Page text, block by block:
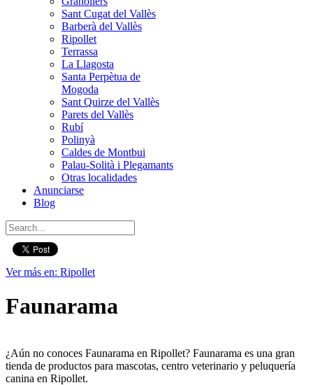
Sant Cugat del Vallès
Barberà del Vallès
Ripollet
Terrassa
La Llagosta
Santa Perpètua de
Mogoda
Sant Quirze del Vallès
Parets del Vallès
Rubí
Polinyà
Caldes de Montbui
Palau-Solità i Plegamants
Otras localidades
Anunciarse
Blog
Ver más en: Ripollet
Faunarama
¿Aún no conoces Faunarama en Ripollet? Faunarama es una gran
tienda de productos para mascotas, centro veterinario y peluquería
canina en Ripollet.